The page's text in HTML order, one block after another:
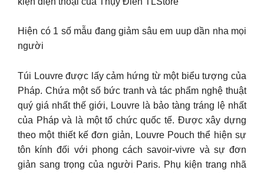
Hiện có 1 số mẫu đang giảm sâu em uup dần nha mọi
người
Túi Louvre được lấy cảm hứng từ một biểu tượng của
Pháp. Chứa một số bức tranh và tác phẩm nghệ thuật
quý giá nhất thế giới, Louvre là bảo tàng tráng lệ nhất
của Pháp và là một tổ chức quốc tế. Được xây dựng
theo một thiết kế đơn giản, Louvre Pouch thể hiện sự
tôn kính đối với phong cách savoir-vivre và sự đơn
giản sang trọng của người Paris. Phụ kiện trang nhã